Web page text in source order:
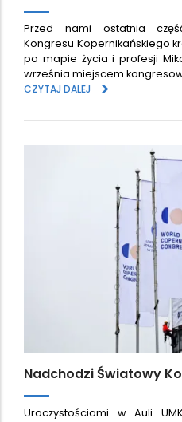
Przed nami ostatnia
Kongresu Kopernikańskiego
po mapie życia i profesji
września miejscem
CZYTAJ DALEJ
>
Nadchodzi Światowy
Uroczystościami w Auli